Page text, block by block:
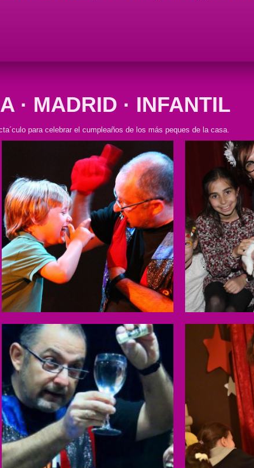
· MADRID · INFANTIL
para celebrar el cumpleaños de los más peques de la casa.